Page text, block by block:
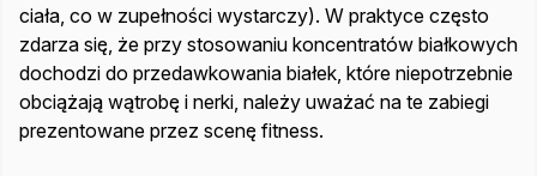
ciała, co w zupełności wystarczy). W praktyce często
zdarza się, że przy stosowaniu koncentratów białkowych
dochodzi do przedawkowania białek, które niepotrzebnie
obciążają wątrobę i nerki, należy uważać na te zabiegi
prezentowane przez scenę fitness.